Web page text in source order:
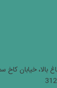
بالا، خیابان